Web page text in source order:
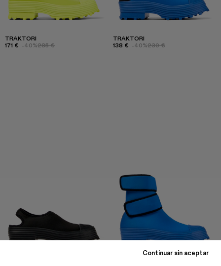
Continuar sin aceptar
TRAKTORI
171 € -40%285 €
TRAKTORI
138 € -40%230 €